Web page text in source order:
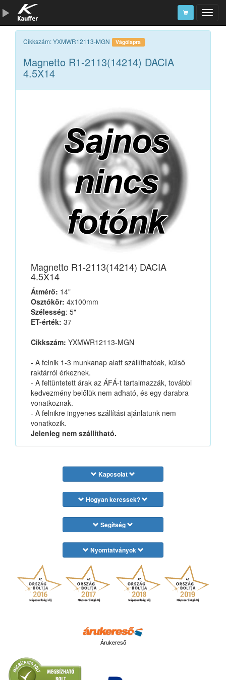
Szerszámkatalógus
Kosár
Alkatrészek
Cikkszám: YXMWR12113-MGN Vágólapra
Magnetto R1-2113(14214) DACIA
4.5X14
Magnetto R1-2113(14214) DACIA
4.5X14
Átmérő: 14"
Osztókör: 4x100mm
Szélesség: 5"
ET-érték: 37
Cikkszám: YXMWR12113-MGN
- A felnik 1-3 munkanap alatt szállíthatóak, külső
raktárról érkeznek.
- A feltüntetett árak az ÁFÁ-t tartalmazzák, további
kedvezmény belőlük nem adható, és egy darabra
vonatkoznak.
- A felnikre ingyenes szállítási ajánlatunk nem
vonatkozik.
Jelenleg nem szállítható.
Kapcsolat
Hogyan keressek?
Segítség
Nyomtatványok
Árukereső